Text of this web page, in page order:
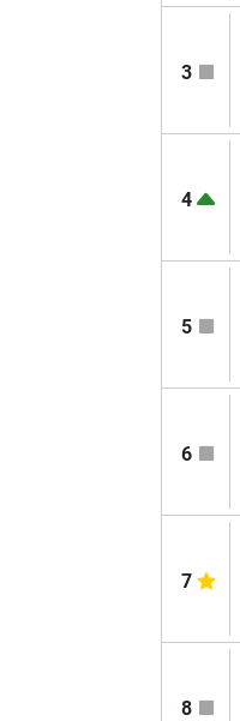
3
4
5
6
7
8